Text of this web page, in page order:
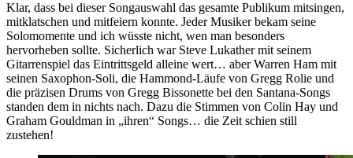
Klar, dass bei dieser Songauswahl das gesamte Publikum mitsingen,
mitklatschen und mitfeiern konnte. Jeder Musiker bekam seine
Solomomente und ich wüsste nicht, wen man besonders
hervorheben sollte. Sicherlich war Steve Lukather mit seinem
Gitarrenspiel das Eintrittsgeld alleine wert… aber Warren Ham mit
seinen Saxophon-Soli, die Hammond-Läufe von Gregg Rolie und
die präzisen Drums von Gregg Bissonette bei den Santana-Songs
standen dem in nichts nach. Dazu die Stimmen von Colin Hay und
Graham Gouldman in „ihren“ Songs… die Zeit schien still
zustehen!